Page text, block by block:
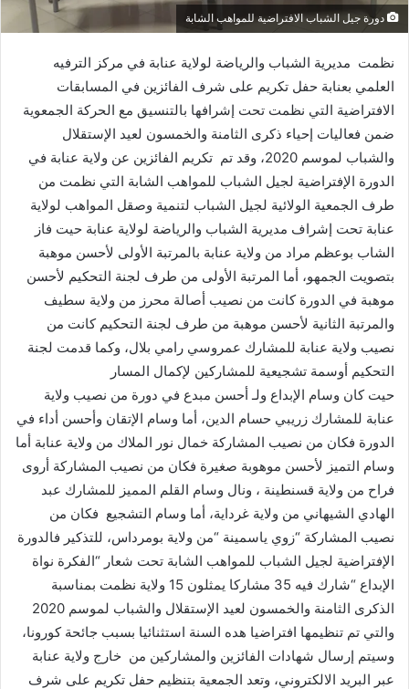
و
ن
دورة جيل الشباب الافتراضية للمواهب الشابة
نظمت مديرية الشباب والرياضة لولاية عنابة في مركز الترفيه
العلمي بعنابة حفل تكريم على شرف الفائزين في المسابقات
الافتراضية التي نظمت تحت إشرافها بالتنسيق مع الحركة الجمعوية
ضمن فعاليات إحياء ذكرى الثامنة والخمسون لعيد الإستقلال
والشباب لموسم 2020، وقد تم تكريم الفائزين عن ولاية عنابة في
الدورة الإفتراضية لجيل الشباب للمواهب الشابة التي نظمت من
طرف الجمعية الولائية لجيل الشباب لتنمية وصقل المواهب لولاية
عنابة تحت إشراف مديرية الشباب والرياضة لولاية عنابة حيت فاز
الشاب بوعظم مراد من ولاية عنابة بالمرتبة الأولى لأحسن موهبة
بتصويت الجمهو، أما المرتبة الأولى من طرف لجنة التحكيم لأحسن
موهبة في الدورة كانت من نصيب أصالة محرز من ولاية سطيف
والمرتبة الثانية لأحسن موهبة من طرف لجنة التحكيم كانت من
نصيب ولاية عنابة للمشارك عمروسي رامي بلال، وكما قدمت لجنة
التحكيم أوسمة تشجيعية للمشاركين لإكمال المسار
حيت كان وسام الإبداع ولـ أحسن مبدع في دورة من نصيب ولاية
عنابة للمشارك زريبي حسام الدين، أما وسام الإتقان وأحسن أداء في
الدورة فكان من نصيب المشاركة خمال نور الملاك من ولاية عنابة أما
وسام التميز لأحسن موهوبة صغيرة فكان من نصيب المشاركة أروى
فراح من ولاية قسنطينة ، ونال وسام القلم المميز للمشارك عبد
الهادي الشيهاني من ولاية غرداية، أما وسام التشجيع فكان من
نصيب المشاركة “زوي ياسمينة “من ولاية بومرداس، للتذكير فالدورة
الإفتراضية لجيل الشباب للمواهب الشابة تحت شعار “الفكرة نواة
الإبداع “شارك فيه 35 مشاركا يمثلون 15 ولاية نظمت بمناسبة
الذكرى الثامنة والخمسون لعيد الإستقلال والشباب لموسم 2020
والتي تم تنظيمها افتراضيا هده السنة استثنائيا بسبب جائحة كورونا،
وسيتم إرسال شهادات الفائزين والمشاركين من خارج ولاية عنابة
عبر البريد الالكتروني، وتعد الجمعية بتنظيم حفل تكريم على شرف